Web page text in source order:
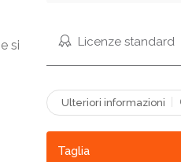
si
Licenze standard
Ulteriori informazioni
Taglia